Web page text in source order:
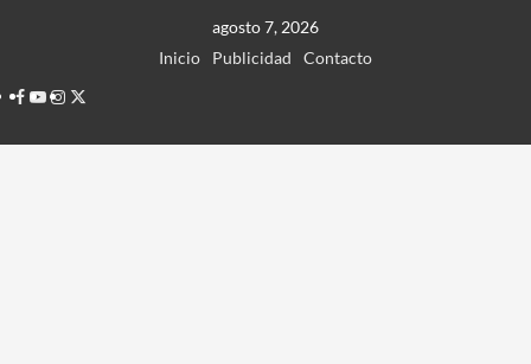
agosto 7, 2026
Inicio
Publicidad
Contacto
Facebook
Youtube
Instagram
Twitter